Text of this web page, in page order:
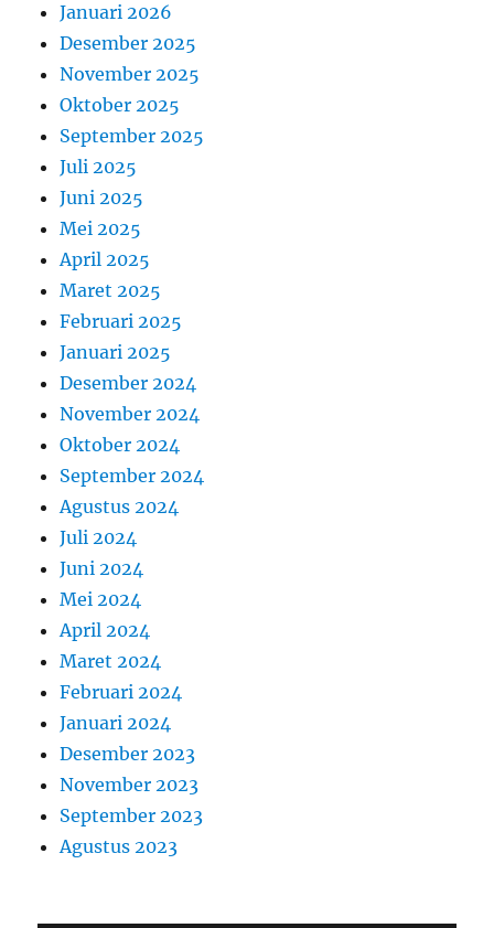
Januari 2026
Desember 2025
November 2025
Oktober 2025
September 2025
Juli 2025
Juni 2025
Mei 2025
April 2025
Maret 2025
Februari 2025
Januari 2025
Desember 2024
November 2024
Oktober 2024
September 2024
Agustus 2024
Juli 2024
Juni 2024
Mei 2024
April 2024
Maret 2024
Februari 2024
Januari 2024
Desember 2023
November 2023
September 2023
Agustus 2023